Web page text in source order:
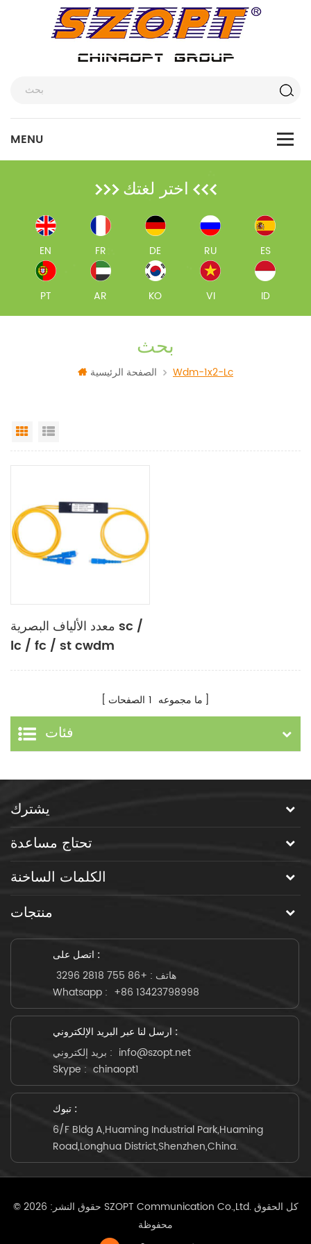
اختر لغتك
EN FR DE RU ES
PT AR KO VI ID
بحث
الصفحة الرئيسية Wdm-1x2-Lc
Grid View
معدد الألياف البصرية sc /
lc / fc / st cwdm
dwdm wdm
ما مجموعه 1 الصفحات
فئات
يشترك
تحتاج مساعدة
الكلمات الساخنة
منتجات
اتصل على :
هاتف : +86 755 2818 3296
Whatsapp : +86 13423798998
ارسل لنا عبر البريد الإلكتروني :
بريد إلكتروني : info@szopt.net
Skype : chinaopt1
تبوك :
6/F Bldg A,Huaming Industrial Park,Huaming
Road,Longhua District,Shenzhen,China.
© حقوق النشر: 2026 SZOPT Communication Co.,Ltd. كل الحقوق
محفوظة